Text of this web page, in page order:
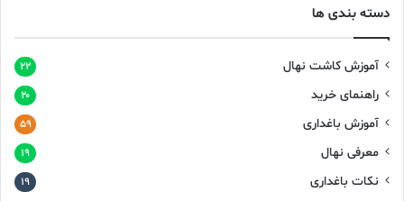
دسته بندی ها
آموزش کاشت نهال ۲۲
راهنمای خرید ۲۰
آموزش باغداری ۵۹
معرفی نهال ۱۹
نکات باغداری ۱۹